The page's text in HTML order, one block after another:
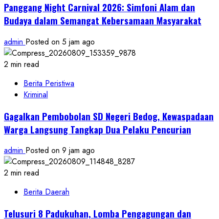
Panggang Night Carnival 2026: Simfoni Alam dan
Budaya dalam Semangat Kebersamaan Masyarakat
admin Posted on 5 jam ago
2 min read
Berita Peristiwa
Kriminal
Gagalkan Pembobolan SD Negeri Bedog, Kewaspadaan
Warga Langsung Tangkap Dua Pelaku Pencurian
admin Posted on 9 jam ago
2 min read
Berita Daerah
Telusuri 8 Padukuhan, Lomba Pengagungan dan